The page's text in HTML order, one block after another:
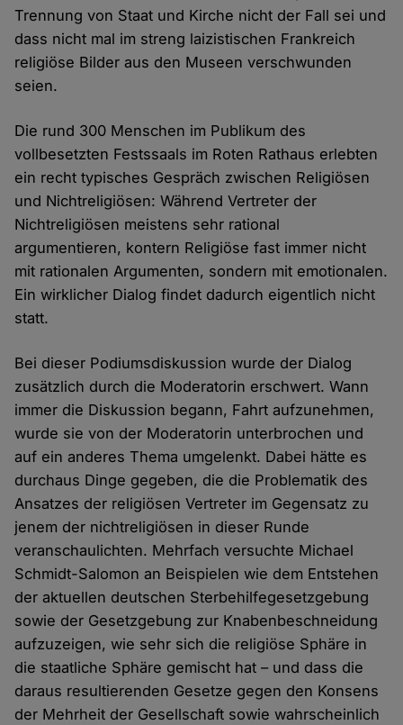
Trennung von Staat und Kirche nicht der Fall sei und
dass nicht mal im streng laizistischen Frankreich
religiöse Bilder aus den Museen verschwunden
seien.
Die rund 300 Menschen im Publikum des
vollbesetzten Festssaals im Roten Rathaus erlebten
ein recht typisches Gespräch zwischen Religiösen
und Nichtreligiösen: Während Vertreter der
Nichtreligiösen meistens sehr rational
argumentieren, kontern Religiöse fast immer nicht
mit rationalen Argumenten, sondern mit emotionalen.
Ein wirklicher Dialog findet dadurch eigentlich nicht
statt.
Bei dieser Podiumsdiskussion wurde der Dialog
zusätzlich durch die Moderatorin erschwert. Wann
immer die Diskussion begann, Fahrt aufzunehmen,
wurde sie von der Moderatorin unterbrochen und
auf ein anderes Thema umgelenkt. Dabei hätte es
durchaus Dinge gegeben, die die Problematik des
Ansatzes der religiösen Vertreter im Gegensatz zu
jenem der nichtreligiösen in dieser Runde
veranschaulichten. Mehrfach versuchte Michael
Schmidt-Salomon an Beispielen wie dem Entstehen
der aktuellen deutschen Sterbehilfegesetzgebung
sowie der Gesetzgebung zur Knabenbeschneidung
aufzuzeigen, wie sehr sich die religiöse Sphäre in
die staatliche Sphäre gemischt hat – und dass die
daraus resultierenden Gesetze gegen den Konsens
der Mehrheit der Gesellschaft sowie wahrscheinlich